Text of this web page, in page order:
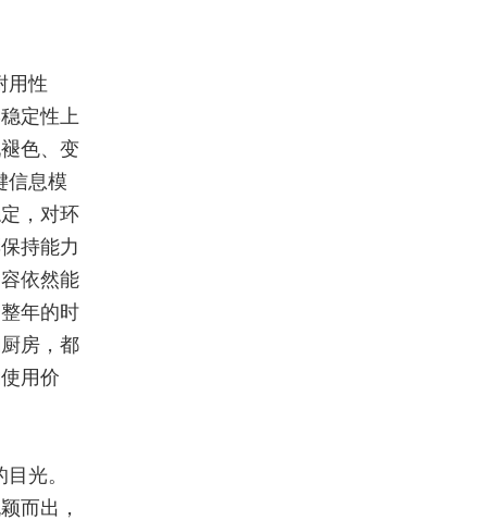
用性
定性上
色、变
信息模
，对环
持能力
依然能
年的时
房，都
用价
光。
而出，